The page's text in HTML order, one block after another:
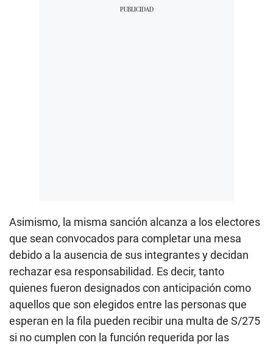
Asimismo, la misma sanción alcanza a los electores
que sean convocados para completar una mesa
debido a la ausencia de sus integrantes y decidan
rechazar esa responsabilidad. Es decir, tanto
quienes fueron designados con anticipación como
aquellos que son elegidos entre las personas que
esperan en la fila pueden recibir una multa de S/275
si no cumplen con la función requerida por las